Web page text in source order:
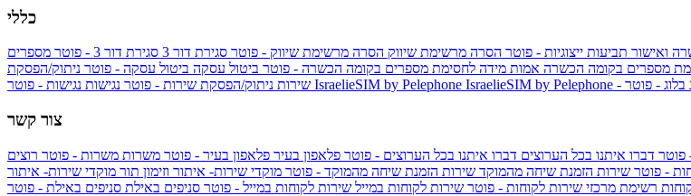
כללי
ואישור תביעות ייצוגיות - פוטר הסרה מרשימת שיווק הסרה מרשימת שיווק - פוטר סגירת דור 3 סגירת דור 3 - פוטר
מספרים
מספרים בקומה הכשרה אמות מידה לחסימת מספרים בקומה הכשרה - פוטר ביטול עסקה ביטול עסקה - פוטר ניתוק/הפסקת
שירות ניתוק/הפסקת שירות - פוטר נגישות IsraelieSIM by Pelephone בלוג - פוטר
צור קשר
פוטר דברו איתנו בכל הערוצים דברו איתנו בכל הערוצים - פוטר פלאפון בעיר פלאפון בעיר - פוטר משרות משרות - פוטר רוצים
- פוטר שירות הזמנת שיחה מהמוקד שירות הזמנת שיחה מהמוקד - פוטר מוקדי שירות- איתור וזימון תור מוקדי שירות- איתור
רשימת מרכזי שירות לקוחות - פוטר שירות לקוחות במייל שירות לקוחות במייל - פוטר סניפים באילת סניפים באילת - פוטר